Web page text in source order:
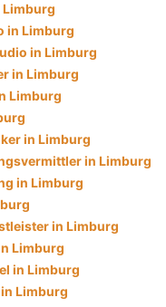
Limburg
in Limburg
in Limburg
in Limburg
Limburg
in Limburg
in Limburg
in Limburg
in Limburg
Limburg
in Limburg
Limburg